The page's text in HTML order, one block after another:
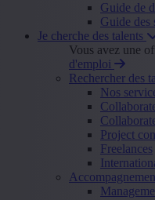
Guide de
Guide des
Je cherche des talents
Vous avez une
d'emploi
Rechercher des
Nos
Project
Freelances